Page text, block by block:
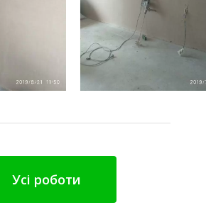
Усі роботи